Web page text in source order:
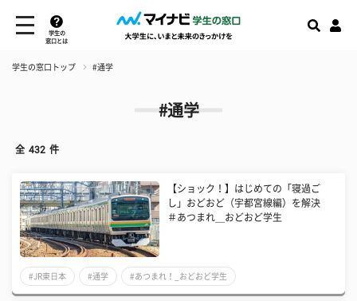
学生の
窓口とは
学生の窓口トップ #通学
#通学
全 432 件
【ショック！】はじめての「寝過ご
し」おどおど（宇都宮線編）を解決
＃あつまれ＿おどおど学生
#JR東日本 #通学 #あつまれ！_おどおど学生